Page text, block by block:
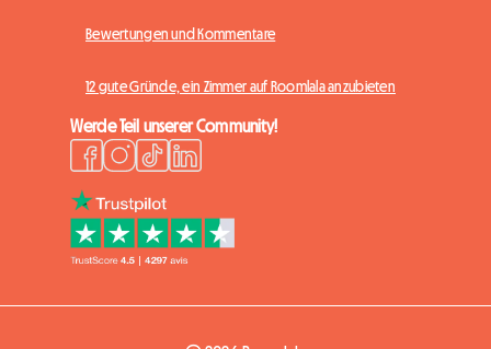
Bewertungen und Kommentare
12 gute Gründe, ein Zimmer auf Roomlala anzubieten
Werde Teil unserer Community!